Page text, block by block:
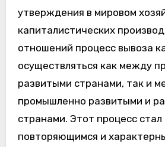
утверждения в мировом
капиталистических
отношений процесс вывоза
осуществляться как между
развитыми странами, так и
промышленно развитыми и
странами. Этот процесс
повторяющимся и